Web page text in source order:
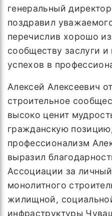
генеральный директор
поздравил
перечислив хорошо
сообществу заслуги
успехов в
Алексей Алексеевич
строительное
высоко ценит
гражданскую
профессионализм
выразил
Ассоциации за
монолитного
жилищной,
инфраструктуры